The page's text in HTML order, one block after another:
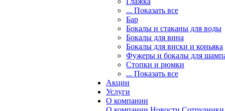
... Показать все
Бар
Бокалы и стаканы для воды
Бокалы для вина
Бокалы для виски и коньяка
Фужеры и бокалы для
Стопки и рюмки
... Показать все
Акции
Услуги
О компании